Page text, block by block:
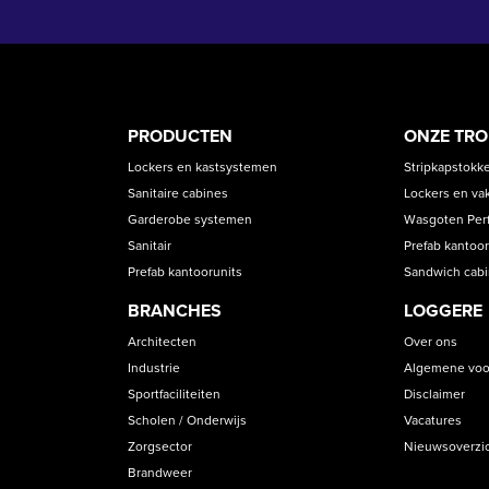
PRODUCT
CATEGORIES
PRODUCTEN
Lockers en kastsystemen
Sanitaire cabines
Garderobe systemen
Sanitair
Prefab kantoorunits
BRANCHES
Architecten
Industrie
Sportfaciliteiten
Scholen / Onderwijs
Zorgsector
Brandweer
ONZE
Lockers en
Wasgoten
Prefab
Sandwich
LOGGERE
Over ons
Algemene
Disclaimer
Vacatures